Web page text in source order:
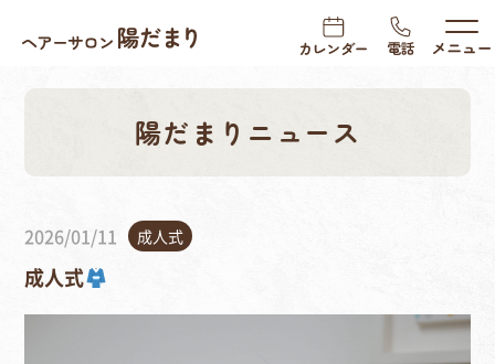
陽だまりニュース
2026/01/11 成人式
成人式